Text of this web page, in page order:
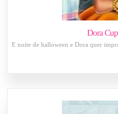
Dora
É noite de halloween e Dora quer